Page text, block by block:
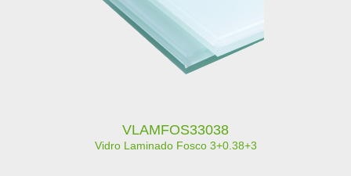
VLAMFOS33038
Vidro Laminado Fosco 3+0.38+3